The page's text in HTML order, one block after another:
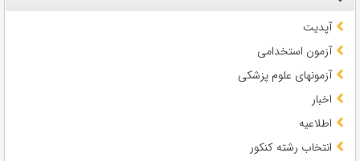
آپدیت
آزمون استخدامی
آزمونهای علوم پزشکی
اخبار
اطلاعیه
انتخاب رشته کنکور